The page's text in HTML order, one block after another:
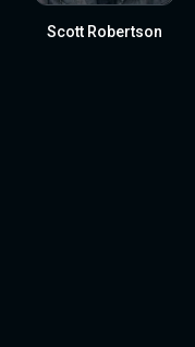
Scott Robertson